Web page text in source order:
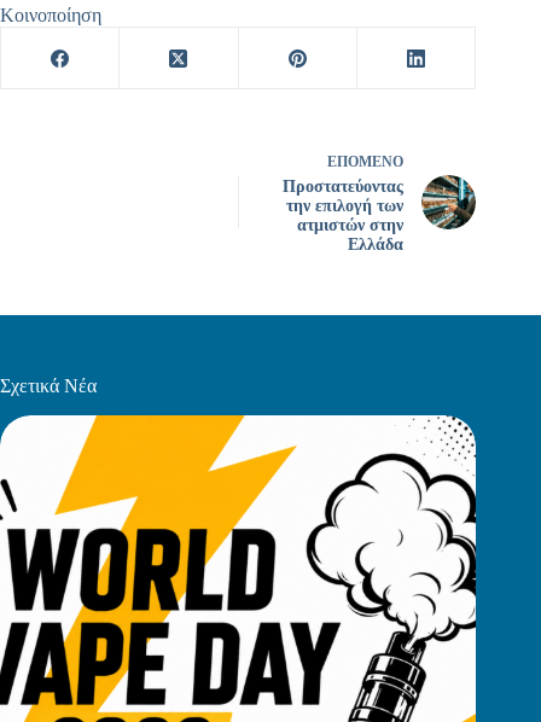
Κοινοποίηση
ΕΠΌΜΕΝΟ
Προστατεύοντας
την επιλογή των
ατμιστών στην
Ελλάδα
Σχετικά Νέα